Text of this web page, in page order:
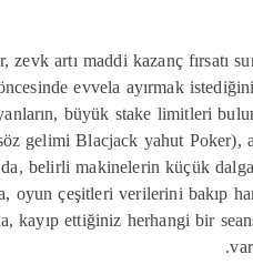
zevk artı maddi kazanç fırsatı
evvela ayırmak
büyük stake limitleri
gelimi Blacjack yahut
belirli makinelerin küçük
oyun çeşitleri verilerini bakıp
kayıp ettiğiniz herhangi bir